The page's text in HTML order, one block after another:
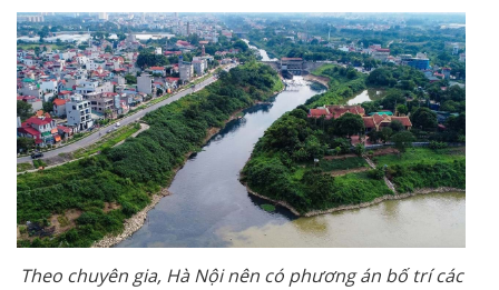
Theo chuyên gia, Hà Nội nên có phương án bố trí các